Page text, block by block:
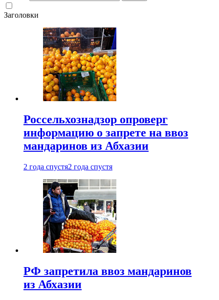
Заголовки
Россельхознадзор опроверг
информацию о запрете на ввоз
мандаринов из Абхазии
2 года спустя2 года спустя
РФ запретила ввоз мандаринов
из Абхазии